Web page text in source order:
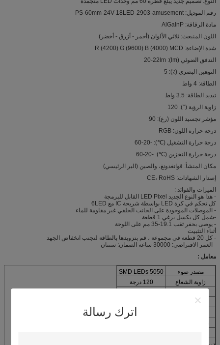
اترك رسالة
رقم الموديل: PS-60mm-24V-18LED-2903-amusement
مادة الرقاقة: AlGaInP
اللون المنبعث: ثلاثي الألوان (أحمر - أزرق - أخضر)
شدة الإضاءة: R (4200) G (9600) B (4000) MCD
التدفق الضوئي (lm): 20-22lm
التوهين البصري (٪): 5
الطاقة: 4 واط
تبديد الطاقة: 3.5 واط
زاوية الرؤية (°): 120
مؤشر تجسيد اللون (رع): 90
درجة حرارة اللون: RGB
درجة حرارة التشغيل (℃): -20-60
درجة حرارة التخزين (℃): -20-60
مكان المنشأ: قوانغدونغ، والصين (البر الرئيسي)
إصدار الشهادات: CE، RoHS
الميزات والفوائد :
- هذا هو النوع الجديد LED Pixel القابل للبرمجة
كل تحكم في كرة LED بواسطة شريحة IC مع 6LED
- الموصلات الموجودة على الجانب الخلفي غير مقاومة للماء
-شمل كل بكسل برغي 1 قطعة
- يوصى بحفر ثقب 19.1-35 مم على اللوحة
أثناء التثبيت
- كل 20 قطعة في مجموعة ، قم بتزويدها بالطاقة لتجنب انخفاض الجهد
- العمر الافتراضي: 30000 ساعة الضمان: سنتان
معامل :
مصدر ضوء
5050 SMD LEDs
زاوية الشعاع
120 درجة
نموذج IC
قطر ثقب الحفر